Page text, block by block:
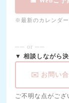
※最新のカレンダ
── or ──
▼ 相談しながら
✉️ お問い合
ご不明な点がご